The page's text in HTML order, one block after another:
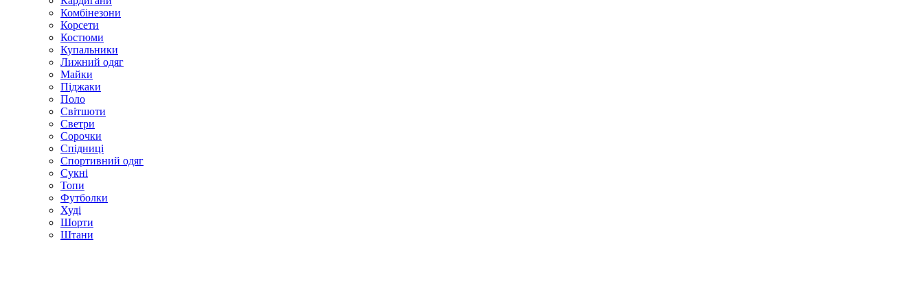
Комбінезони
Корсети
Костюми
Купальники
Лижний одяг
Майки
Піджаки
Поло
Світшоти
Светри
Сорочки
Спідниці
Спортивний одяг
Сукні
Топи
Футболки
Худі
Шорти
Штани